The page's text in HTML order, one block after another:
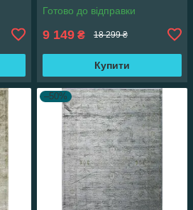
Готово до відправки
9 149 ₴ 18 299 ₴
Купити
–50%